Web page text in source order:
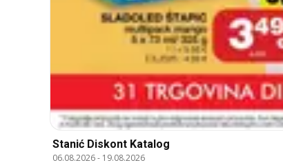
Stanić Diskont Katalog
06.08.2026- 19.08.2026